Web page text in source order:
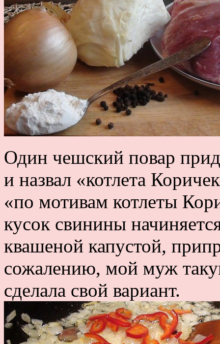
Один чешский повар
и назвал «котлета
«по мотивам котлеты
кусок свинины
квашеной капустой,
сожалению, мой муж
сделала свой вариант.